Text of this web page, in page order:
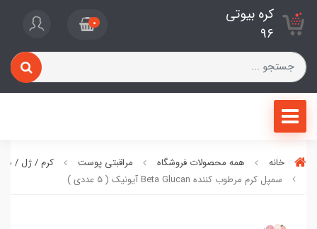
کره بیوتی
96
0
خانه همه محصولات فروشگاه مراقبتی پوست
کرم / ژل /
سمپل کرم مرطوب کننده Beta Glucan آیونیک ( 5 عددی )